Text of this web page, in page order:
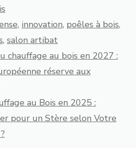
, innovation, poêles à bois,
, salon artibat
chauffage au bois en 2027 :
réserve aux
au Bois en 2025 :
pour un Stère selon Votre